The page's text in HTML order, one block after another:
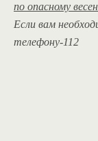
по опасному
Если вам
телефону-112